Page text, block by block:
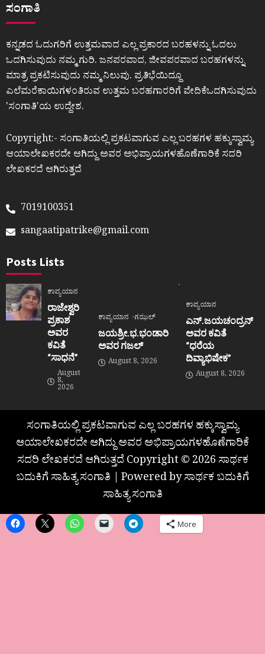
ಸಂಗಾತಿ
ಕನ್ನಡದ ಓದುಗರಿಗೆ ಉತ್ತಮವಾದ ಎಲ್ಲ ಪ್ರಕಾರದ ಬರಹಳನ್ನು ಓದಲು
ಒದಗಿಸುವುದು ನಮ್ಮ ಗುರಿ. ಜನಪರವಾದ, ಜೀವಪರವಾದ ಬರಹಗಳನ್ನು
ಮಾತ್ರ ಪ್ರಕಟಿಸುವುದು ನಮ್ಮ ನಿಲುವು. ಪ್ರತಿಭೆಯಿದ್ದೂ
ಎಲೆಮರೆಕಾಯಿಗಳಂತಿರುವ ಉತ್ತಮ ಬರಹಗಾರರಿಗೆ ವೇದಿಕೆಒದಗಿಸುವುದು
ʼಸಂಗಾತಿʼಯ ಉದ್ದೇಶ.
Copyright:- ಸಂಗಾತಿಯಲ್ಲಿ ಪ್ರಕಟವಾಗುವ ಎಲ್ಲ ಬರಹಗಳ ಹಕ್ಕುಸ್ವಾಮ್ಯ
ಆಯಾಲೇಖಕರದೇ ಆಗಿದ್ದು ಅವರ ಅಭಿಪ್ರಾಯಗಳಹೊಣೆಗಾರಿಕೆ ಸದರಿ
ಲೇಖಕರದೆ ಆಗಿರುತ್ತದೆ
7019100351
sangaatipatrike@gmail.com
Posts Lists
ಕಾವ್ಯಯಾನ
ರಾಜೇಶ್ವರಿ
ಪ್ರಕಾಶ
ಅವರ
ಕವಿತೆ
“ಸಾಧನೆ”
August
8,
2026
ಕಾವ್ಯಯಾನ ಗಝಲ್
ಜಯಶ್ರೀ.ಭ.ಭಂಡಾರಿ
ಅವರ ಗಜಲ್
August 8, 2026
ಕಾವ್ಯಯಾನ
ಎನ್.ಜಯಚಂದ್ರನ್
ಅವರ ಕವಿತೆ
“ಧರೆಯ
ದಿವ್ಯಾಭಿಷೇಕ”
August 8, 2026
ಸಂಗಾತಿಯಲ್ಲಿ ಪ್ರಕಟವಾಗುವ ಎಲ್ಲ ಬರಹಗಳ ಹಕ್ಕುಸ್ವಾಮ್ಯ
ಆಯಾಲೇಖಕರದೇ ಆಗಿದ್ದು ಅವರ ಅಭಿಪ್ರಾಯಗಳಹೊಣೆಗಾರಿಕೆ
ಸದರಿ ಲೇಖಕರದೆ ಆಗಿರುತ್ತದೆ Copyright © 2026 ಸಾರ್ಥಕ
ಬದುಕಿಗೆ ಸಾಹಿತ್ಯ ಸಂಗಾತಿ | Powered by ಸಾರ್ಥಕ ಬದುಕಿಗೆ
ಸಾಹಿತ್ಯ ಸಂಗಾತಿ
More